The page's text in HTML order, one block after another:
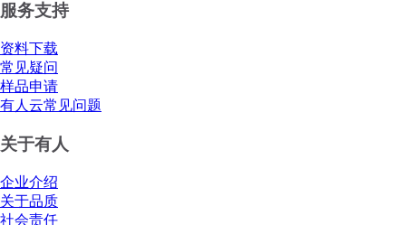
服务支持
资料下载
常见疑问
样品申请
有人云常见问题
关于有人
企业介绍
关于品质
社会责任